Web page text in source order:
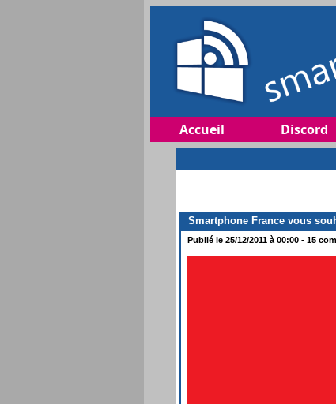
Accueil Discord
Smartphone France vous
Publié le 25/12/2011 à 00:00 - 15